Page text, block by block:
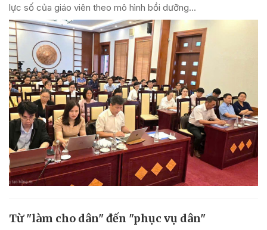
lực số của giáo viên theo mô hình bồi dưỡng...
Từ "làm cho dân" đến "phục vụ dân"